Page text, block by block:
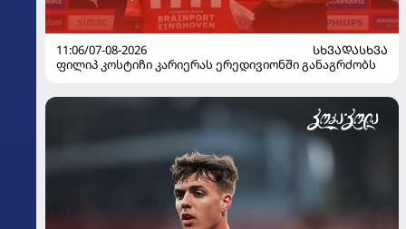
11:06/07-08-2026
ᲡᲮᲕᲐᲓᲐᲡᲮᲕᲐ
ფილიპ კოსტიჩი კარიერას ერედივიონში განაგრძობს